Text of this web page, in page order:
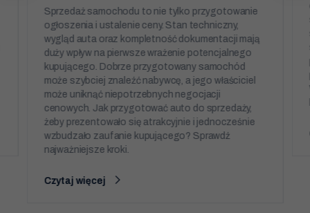
Sprzedaż samochodu to nie tylko przygotowanie
ogłoszenia i ustalenie ceny. Stan techniczny,
wygląd auta oraz kompletność dokumentacji mają
duży wpływ na pierwsze wrażenie potencjalnego
kupującego. Dobrze przygotowany samochód
może szybciej znaleźć nabywcę, a jego właściciel
może uniknąć niepotrzebnych negocjacji
cenowych. Jak przygotować auto do sprzedaży,
żeby prezentowało się atrakcyjnie i jednocześnie
wzbudzało zaufanie kupującego? Sprawdź
najważniejsze kroki.
Czytaj więcej